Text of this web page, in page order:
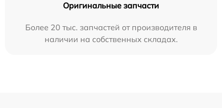
Оригинальные запчасти
Более 20 тыс. запчастей от производителя в
наличии на собственных складах.